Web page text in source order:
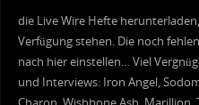
die Live Wire Hefte
Verfügung stehen. Die noch
nach hier einstellen… Viel
und Interviews: Iron Angel,